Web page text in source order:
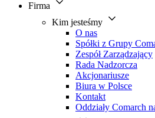
Firma
Kim jesteśmy
O nas
Spółki z Grupy
Zespół Zarządzający
Rada Nadzorcza
Akcjonariusze
Biura w Polsce
Kontakt
Oddziały Comarch